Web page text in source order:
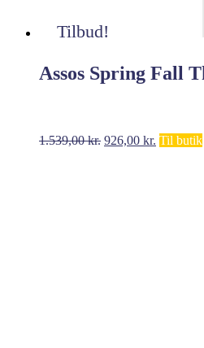
Tilbud!
Assos Spring Fall
1.539,00kr. Den
926,00 kr. Den
Til butik